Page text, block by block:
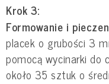
Krok 3:
Formowanie i
placek o grubości 3
pomocą wycinarki do
około 35 sztuk o